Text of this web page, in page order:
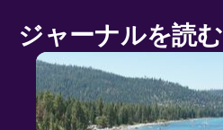
ジャーナルを読む